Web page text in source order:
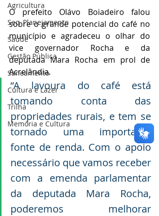
Agricultura
Sec. Planejamento
Saúde
Gestão Pública
Saneamento
Cultura e Lazer
Trilha
Memória e Cultura
O prefeito Olávo Boiadeiro falou
sobre o grande potencial do café no
município e agradeceu o olhar do
vice governador Rocha e da
deputada Mara Rocha em prol de
Acrelândia.
“A lavoura do café está
tomando conta das
propriedades rurais, e tem se
tornado uma importante
fonte de renda. Com o apoio
necessário que vamos receber
com a emenda parlamentar
da deputada Mara Rocha,
poderemos melhorar